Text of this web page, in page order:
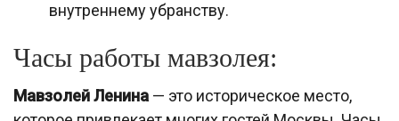
внутреннему убранству.
Часы работы мавзолея:
Мавзолей Ленина — это историческое место,